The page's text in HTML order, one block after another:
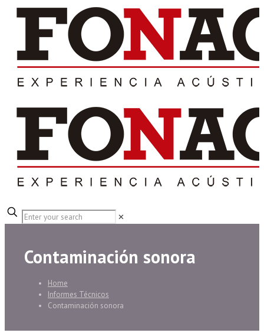
✕
Contaminación sonora
Home
Informes Técnicos
Contaminación sonora